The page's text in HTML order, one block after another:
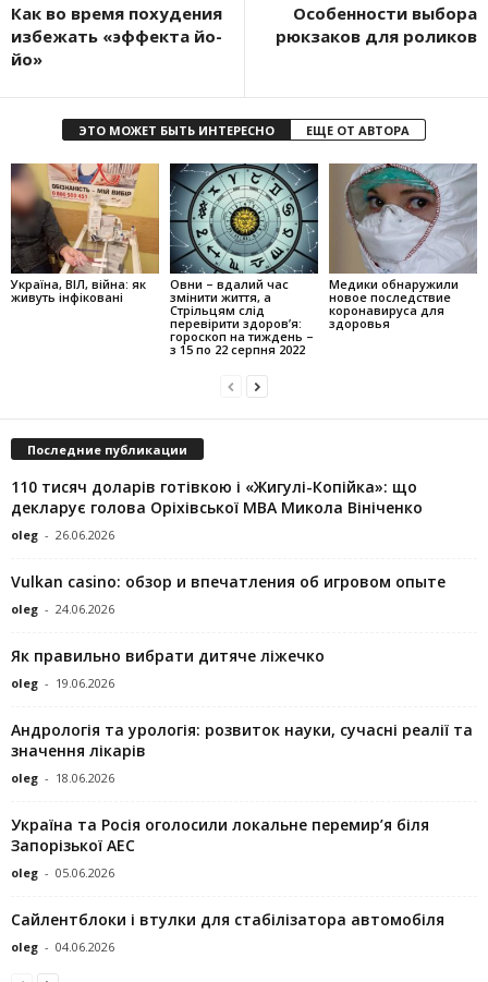
Как во время похудения
избежать «эффекта йо-
йо»
Особенности выбора
рюкзаков для роликов
ЭТО МОЖЕТ БЫТЬ ИНТЕРЕСНО ЕЩЕ ОТ АВТОРА
Україна, ВІЛ, війна: як
живуть інфіковані
Овни – вдалий час
змінити життя, а
Стрільцям слід
перевірити здоров’я:
гороскоп на тиждень –
з 15 по 22 серпня 2022
Медики обнаружили
новое последствие
коронавируса для
здоровья
Последние публикации
110 тисяч доларів готівкою і «Жигулі-Копійка»: що
декларує голова Оріхівської МВА Микола Вініченко
oleg - 26.06.2026
Vulkan casino: обзор и впечатления об игровом опыте
oleg - 24.06.2026
Як правильно вибрати дитяче ліжечко
oleg - 19.06.2026
Андрологія та урологія: розвиток науки, сучасні реалії та
значення лікарів
oleg - 18.06.2026
Україна та Росія оголосили локальне перемир’я біля
Запорізької АЕС
oleg - 05.06.2026
Сайлентблоки і втулки для стабілізатора автомобіля
oleg - 04.06.2026